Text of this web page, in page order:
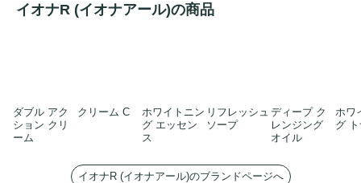
イオナR (イオナアール)の商品
ダブル アク
ション クリ
ーム
クリーム C
ホワイトニン
グ エッセン
ス
リフレッシュ
ソープ
ディープ ク
レンジング
オイル
ホワ
グ
イオナR (イオナアール)のブランドページへ